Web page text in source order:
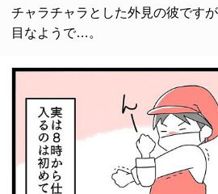
チャラチャラとした外見の彼です
目なようで…。